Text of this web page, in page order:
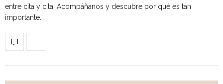
entre cita y cita. Acompáñanos y descubre por qué es tan
importante.